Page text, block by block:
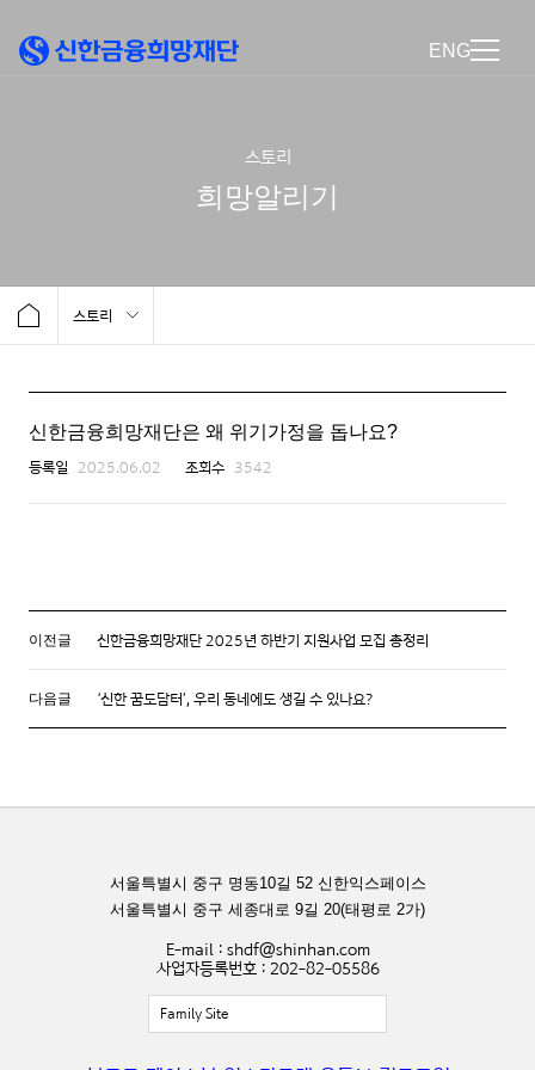
ENG
스토리
희망알리기
스토리
신한금융희망재단은 왜 위기가정을 돕나요?
등록일 2025.06.02 조회수 3542
이전글 신한금융희망재단 2025년 하반기 지원사업 모집 총정리
다음글 ‘신한 꿈도담터’, 우리 동네에도 생길 수 있나요?
서울특별시 중구 명동10길 52 신한익스페이스
서울특별시 중구 세종대로 9길 20(태평로 2가)
E-mail : shdf@shinhan.com
사업자등록번호 : 202-82-05586
Family Site